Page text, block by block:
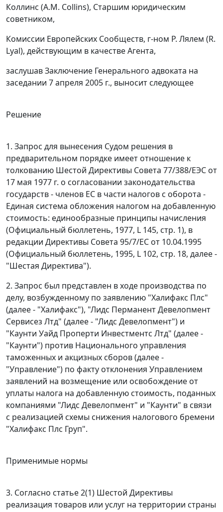
Коллинс (A.M. Collins), Старшим юридическим
советником,
Комиссии Европейских Сообществ, г-ном Р. Лялем (R.
Lyal), действующим в качестве Агента,
заслушав Заключение Генерального адвоката на
заседании 7 апреля 2005 г., выносит следующее
Решение
1. Запрос для вынесения Судом решения в
предварительном порядке имеет отношение к
толкованию Шестой Директивы Совета 77/388/ЕЭС от
17 мая 1977 г. о согласовании законодательства
государств - членов ЕС в части налогов с оборота -
Единая система обложения налогом на добавленную
стоимость: единообразные принципы начисления
(Официальный бюллетень, 1977, L 145, стр. 1), в
редакции Директивы Совета 95/7/EC от 10.04.1995
(Официальный бюллетень, 1995, L 102, стр. 18, далее -
"Шестая Директива").
2. Запрос был представлен в ходе производства по
делу, возбужденному по заявлению "Халифакс Плс"
(далее - "Халифакс"), "Лидс Перманент Девелопмент
Сервисез Лтд" (далее - "Лидс Девелопмент") и
"Каунти Уайд Проперти Инвестментс Лтд" (далее -
"Каунти") против Национального управления
таможенных и акцизных сборов (далее -
"Управление") по факту отклонения Управлением
заявлений на возмещение или освобождение от
уплаты налога на добавленную стоимость, поданных
компаниями "Лидс Девелопмент" и "Каунти" в связи
с реализацией схемы снижения налогового бремени
"Халифакс Плс Груп".
Применимые нормы
3. Согласно статье 2(1) Шестой Директивы
реализация товаров или услуг на территории страны